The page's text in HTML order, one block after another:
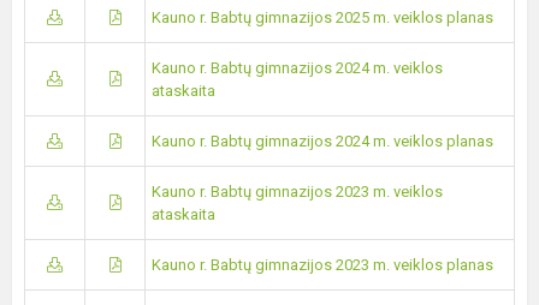
Kauno r. Babtų gimnazijos 2025 m. veiklos planas
Kauno r. Babtų gimnazijos 2024 m. veiklos
ataskaita
Kauno r. Babtų gimnazijos 2024 m. veiklos planas
Kauno r. Babtų gimnazijos 2023 m. veiklos
ataskaita
Kauno r. Babtų gimnazijos 2023 m. veiklos planas